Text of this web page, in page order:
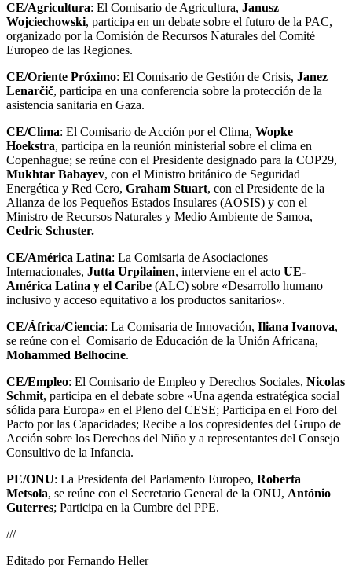
CE/Agricultura: El Comisario de Agricultura, Janusz
Wojciechowski, participa en un debate sobre el futuro de la PAC,
organizado por la Comisión de Recursos Naturales del Comité
Europeo de las Regiones.
CE/Oriente Próximo: El Comisario de Gestión de Crisis, Janez
Lenarčič, participa en una conferencia sobre la protección de la
asistencia sanitaria en Gaza.
CE/Clima: El Comisario de Acción por el Clima, Wopke
Hoekstra, participa en la reunión ministerial sobre el clima en
Copenhague; se reúne con el Presidente designado para la COP29,
Mukhtar Babayev, con el Ministro británico de Seguridad
Energética y Red Cero, Graham Stuart, con el Presidente de la
Alianza de los Pequeños Estados Insulares (AOSIS) y con el
Ministro de Recursos Naturales y Medio Ambiente de Samoa,
Cedric Schuster.
CE/América Latina: La Comisaria de Asociaciones
Internacionales, Jutta Urpilainen, interviene en el acto UE-
América Latina y el Caribe (ALC) sobre «Desarrollo humano
inclusivo y acceso equitativo a los productos sanitarios».
CE/África/Ciencia: La Comisaria de Innovación, Iliana Ivanova,
se reúne con el Comisario de Educación de la Unión Africana,
Mohammed Belhocine.
CE/Empleo: El Comisario de Empleo y Derechos Sociales, Nicolas
Schmit, participa en el debate sobre «Una agenda estratégica social
sólida para Europa» en el Pleno del CESE; Participa en el Foro del
Pacto por las Capacidades; Recibe a los copresidentes del Grupo de
Acción sobre los Derechos del Niño y a representantes del Consejo
Consultivo de la Infancia.
PE/ONU: La Presidenta del Parlamento Europeo, Roberta
Metsola, se reúne con el Secretario General de la ONU, António
Guterres; Participa en la Cumbre del PPE.
///
Editado por Fernando Heller